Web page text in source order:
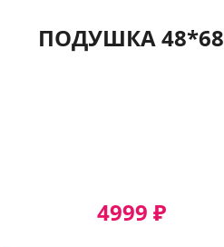
ПОДУШКА 48*68
4999 ₽